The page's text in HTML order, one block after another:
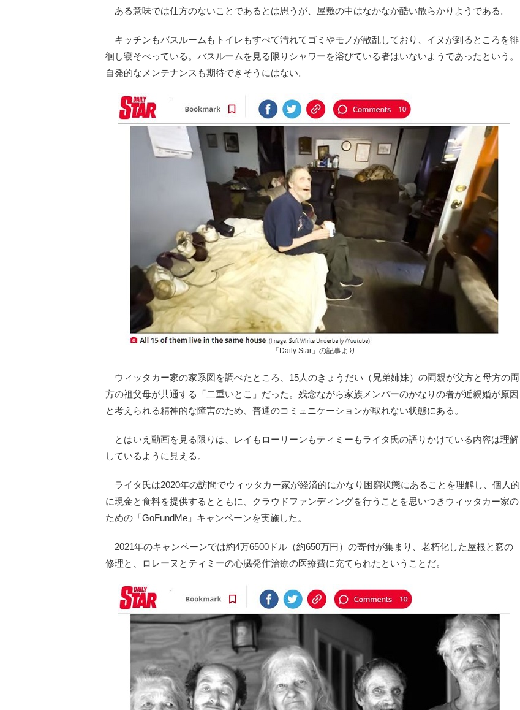
ある意味では仕方のないことであるとは思うが、屋敷の中はなかなか酷い散らかりようである。
キッチンもバスルームもトイレもすべて汚れてゴミやモノが散乱しており、イヌが到るところを徘
徊し寝そべっている。バスルームを見る限りシャワーを浴びている者はいないようであったという。
自発的なメンテナンスも期待できそうにはない。
「Daily Star」の記事より
ウィッタカー家の家系図を調べたところ、15人のきょうだい（兄弟姉妹）の両親が父方と母方の両
方の祖父母が共通する「二重いとこ」だった。残念ながら家族メンバーのかなりの者が近親婚が原因
と考えられる精神的な障害のため、普通のコミュニケーションが取れない状態にある。
とはいえ動画を見る限りは、レイもローリーンもティミーもライタ氏の語りかけている内容は理解
しているように見える。
ライタ氏は2020年の訪問でウィッタカー家が経済的にかなり困窮状態にあることを理解し、個人的
に現金と食料を提供するとともに、クラウドファンディングを行うことを思いつきウィッタカー家の
ための「GoFundMe」キャンペーンを実施した。
2021年のキャンペーンでは約4万6500ドル（約650万円）の寄付が集まり、老朽化した屋根と窓の
修理と、ロレーヌとティミーの心臓発作治療の医療費に充てられたということだ。